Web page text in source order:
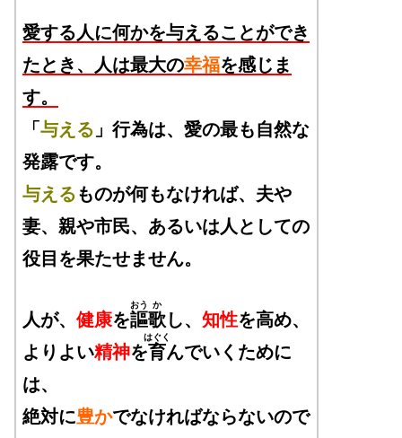
愛する人に何かを与えることができ
たとき、人は最大の幸福を感じま
す。
「 与える 」行為は、愛の最も自然な
発露です。
与えるものが何もなければ、夫や
妻、親や市民、あるいは人としての
役目を果たせません。
人が、 健康を謳
おう
歌
か
し、 知性を高め、
よりよい精神を育
はぐく
んでいくために
は、
絶対に豊かでなければならないので